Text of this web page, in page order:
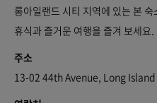
롱아일랜드 시티 지역에 있는 본
휴식과 즐거운 여행을 즐겨 보세요.
주소
13-02 44th Avenue, Long Island